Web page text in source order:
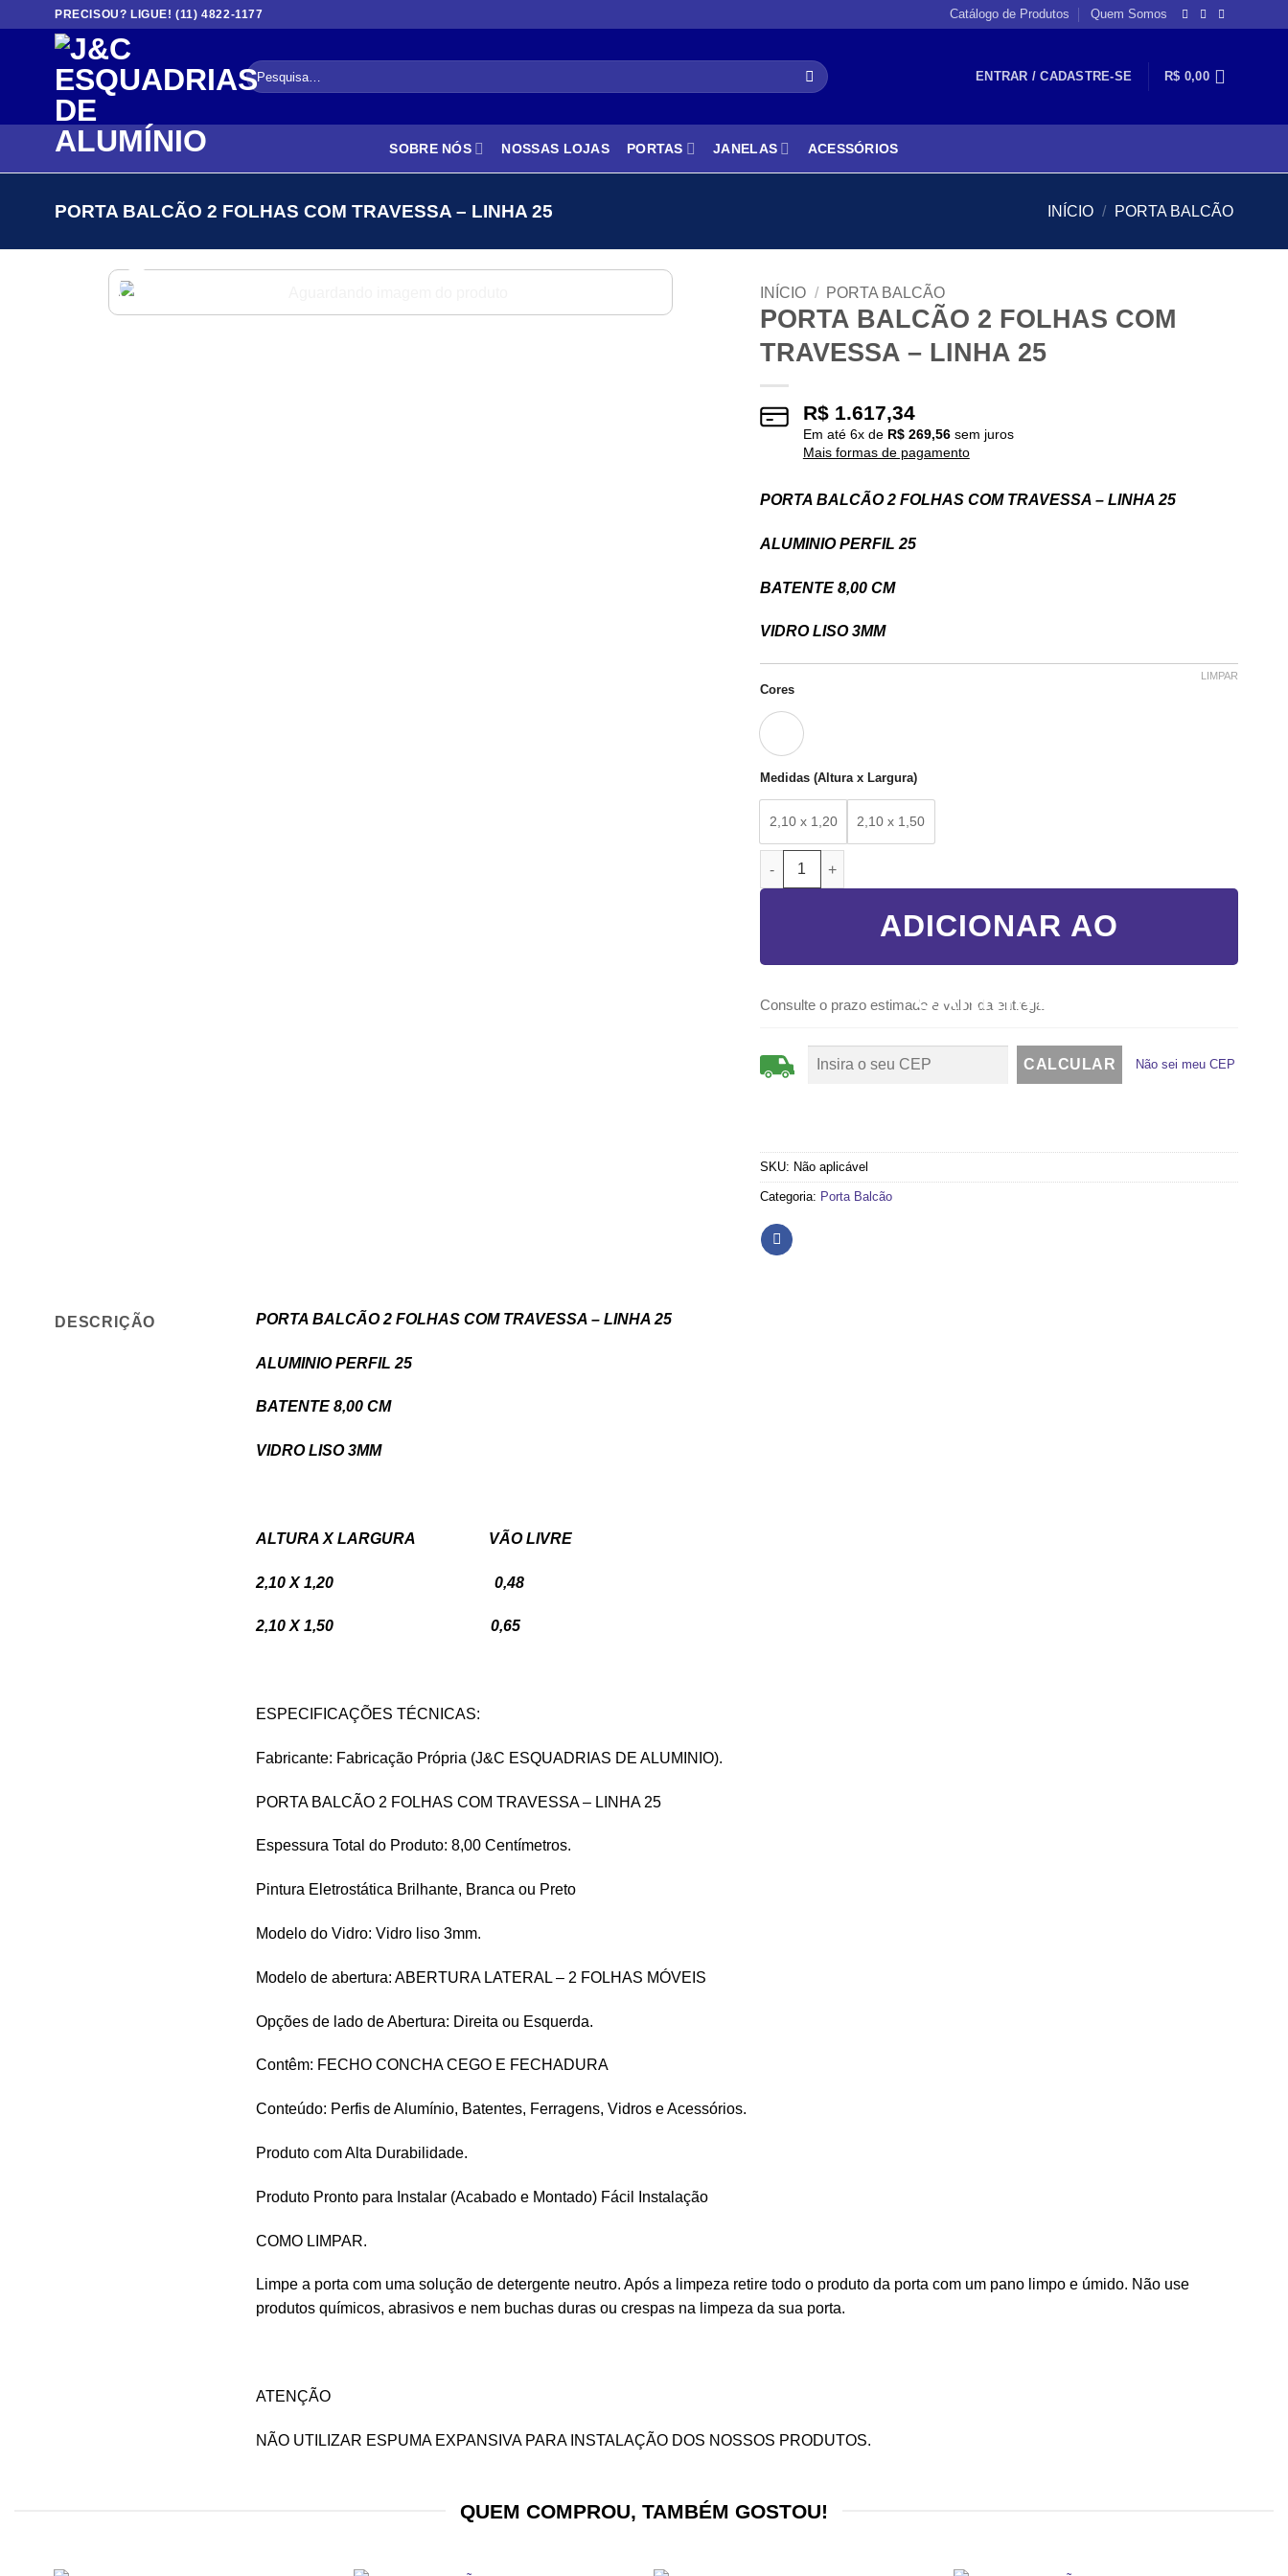
PRECISOU? LIGUE! (11) 4822-1177 Catálogo de Produtos Quem Somos
Pesquisar
por:
ENTRAR / CADASTRE-SE R$ 0,00
SOBRE NÓS NOSSAS LOJAS PORTAS JANELAS ACESSÓRIOS
PORTA BALCÃO 2 FOLHAS COM TRAVESSA – LINHA 25 INÍCIO / PORTA BALCÃO
INÍCIO / PORTA BALCÃO
PORTA BALCÃO 2 FOLHAS COM
TRAVESSA – LINHA 25
R$1.617,34
Em até 6x de R$269,56sem juros
Mais formas de pagamento
PORTA BALCÃO 2 FOLHAS COM TRAVESSA – LINHA 25
ALUMINIO PERFIL 25
BATENTE 8,00 CM
VIDRO LISO 3MM
Cores
Medidas (Altura x Largura)
2,10 x 1,20 2,10 x 1,50
LIMPAR
PORTA BALCÃO 2 FOLHAS COM TRAVESSA – LINHA 25 quantidade
ADICIONAR AO
CARRINHO
Consulte o prazo estimado e valor da entrega
Não sei meu CEP
SKU: Não aplicável
Categoria: Porta Balcão
DESCRIÇÃO PORTA BALCÃO 2 FOLHAS COM TRAVESSA – LINHA 25
ALUMINIO PERFIL 25
BATENTE 8,00 CM
VIDRO LISO 3MM
ALTURA X LARGURA VÃO LIVRE
2,10 X 1,20 0,48
2,10 X 1,50 0,65
ESPECIFICAÇÕES TÉCNICAS:
Fabricante: Fabricação Própria (J&C ESQUADRIAS DE ALUMINIO).
PORTA BALCÃO 2 FOLHAS COM TRAVESSA – LINHA 25
Espessura Total do Produto: 8,00 Centímetros.
Pintura Eletrostática Brilhante, Branca ou Preto
Modelo do Vidro: Vidro liso 3mm.
Modelo de abertura: ABERTURA LATERAL – 2 FOLHAS MÓVEIS
Opções de lado de Abertura: Direita ou Esquerda.
Contêm: FECHO CONCHA CEGO E FECHADURA
Conteúdo: Perfis de Alumínio, Batentes, Ferragens, Vidros e Acessórios.
Produto com Alta Durabilidade.
Produto Pronto para Instalar (Acabado e Montado) Fácil Instalação
COMO LIMPAR.
Limpe a porta com uma solução de detergente neutro. Após a limpeza retire todo o produto da porta com um pano limpo e úmido. Não use
produtos químicos, abrasivos e nem buchas duras ou crespas na limpeza da sua porta.
ATENÇÃO
NÃO UTILIZAR ESPUMA EXPANSIVA PARA INSTALAÇÃO DOS NOSSOS PRODUTOS.
QUEM COMPROU, TAMBÉM GOSTOU!